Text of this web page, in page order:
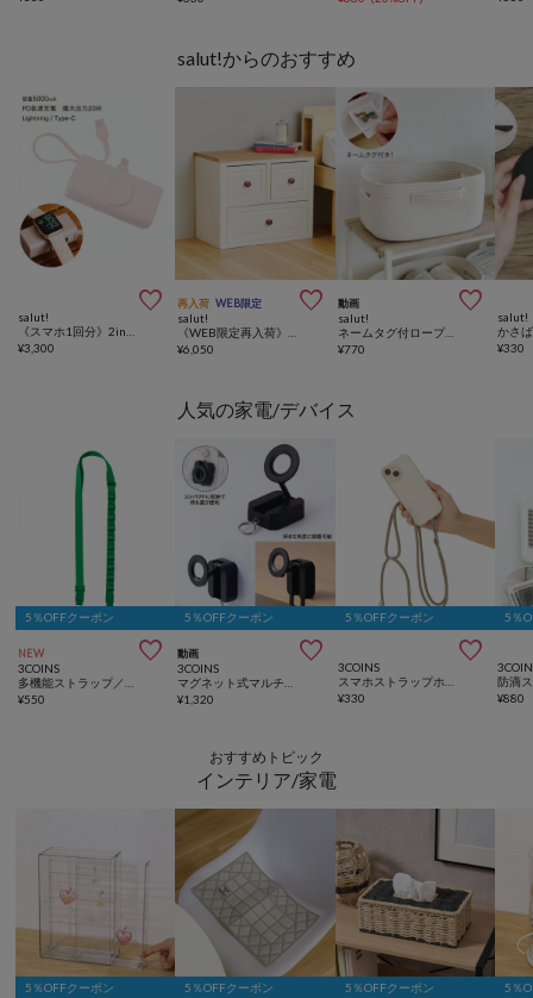
salut!からのおすすめ

salut!
¥3,300
再入荷 WEB限定 
salut!
¥6,050
動画 
salut!
ネームタグ付ロープバスケット：M／おうちに似合うこども想い収納
¥770
salut!
¥330
人気の家電/デバイス
5％OFFクーポン
NEW 
3COINS
¥550
5％OFFクーポン
動画 
3COINS
¥1,320
5％OFFクーポン

3COINS
¥330
5％
防滴
¥880
おすすめトピック
インテリア/家電
5％OFFクーポン 5％OFFクーポン 5％OFFクーポン 5％